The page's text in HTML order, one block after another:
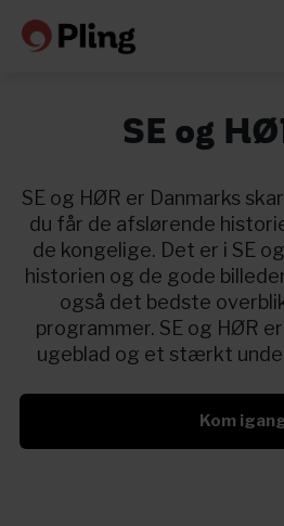
Prøv en
SE og
SE og HØR er Danmarks
du får de afslørende
de kongelige. Det er i SE
historien og de gode
også det bedste
programmer. SE og HØR
ugeblad og et stærkt
Kom